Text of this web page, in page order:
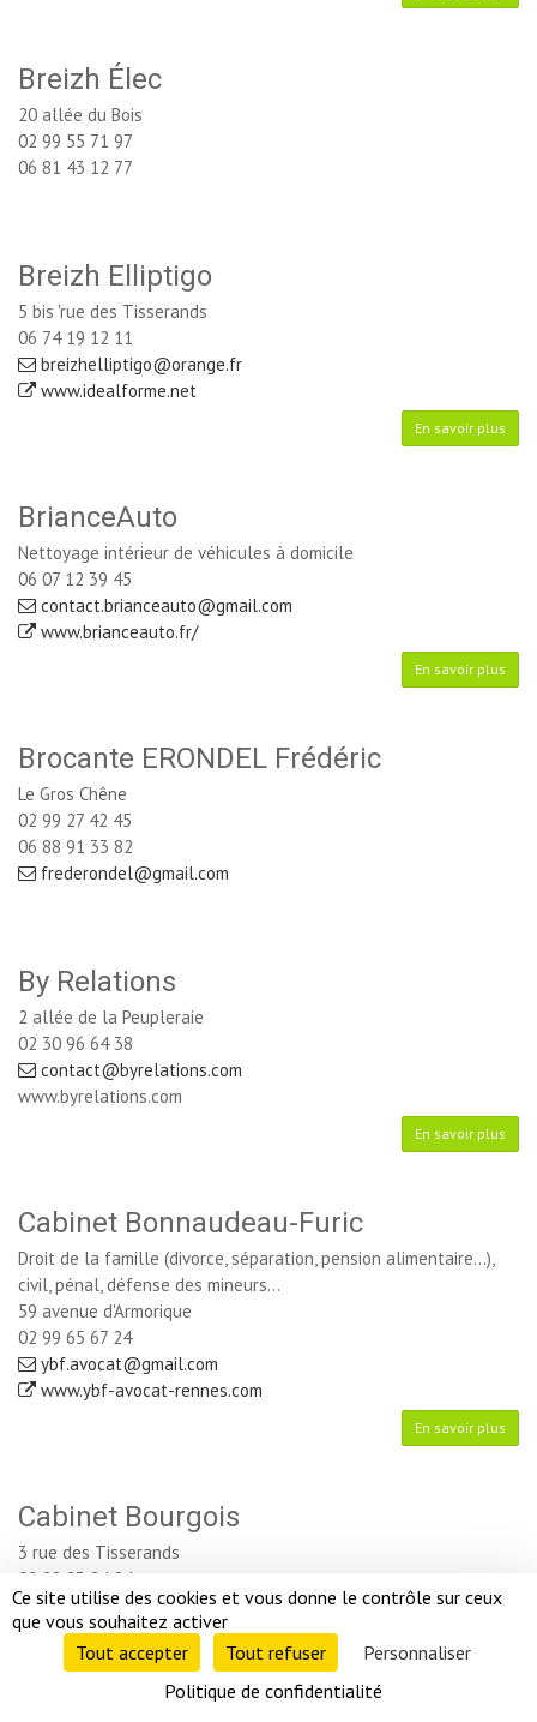
Breizh Élec
20 allée du Bois
02 99 55 71 97
06 81 43 12 77
Breizh Elliptigo
5 bis 'rue des Tisserands
06 74 19 12 11
breizhelliptigo@orange.fr
www.idealforme.net
En savoir plus
BrianceAuto
Nettoyage intérieur de véhicules à domicile
06 07 12 39 45
contact.brianceauto@gmail.com
www.brianceauto.fr/
En savoir plus
Brocante ERONDEL Frédéric
Le Gros Chêne
02 99 27 42 45
06 88 91 33 82
frederondel@gmail.com
By Relations
2 allée de la Peupleraie
02 30 96 64 38
contact@byrelations.com
www.byrelations.com
En savoir plus
Cabinet Bonnaudeau-Furic
Droit de la famille (divorce, séparation, pension alimentaire...),
civil, pénal, défense des mineurs...
59 avenue d'Armorique
02 99 65 67 24
ybf.avocat@gmail.com
www.ybf-avocat-rennes.com
En savoir plus
Cabinet Bourgois
3 rue des Tisserands
02 99 23 84 84
cabinet-bourgois@cabinet-bourgois.fr
Ce site utilise des cookies et vous donne le contrôle sur ceux
que vous souhaitez activer
Tout accepter
Tout refuser
Personnaliser
Politique de confidentialité